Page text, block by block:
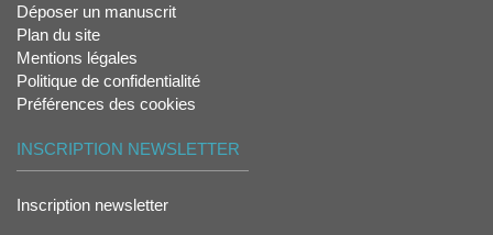
Déposer un manuscrit
Plan du site
Mentions légales
Politique de confidentialité
Préférences des cookies
INSCRIPTION NEWSLETTER
Inscription newsletter